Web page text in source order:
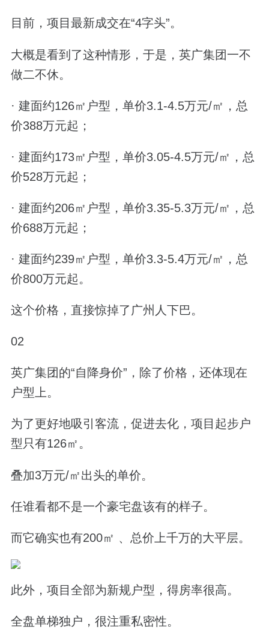
目前，项目最新成交在“4字头”。
大概是看到了这种情形，于是，英广集团一不
做二不休。
· 建面约126㎡户型，单价3.1-4.5万元/㎡，总
价388万元起；
· 建面约173㎡户型，单价3.05-4.5万元/㎡，总
价528万元起；
· 建面约206㎡户型，单价3.35-5.3万元/㎡，总
价688万元起；
· 建面约239㎡户型，单价3.3-5.4万元/㎡，总
价800万元起。
这个价格，直接惊掉了广州人下巴。
02
英广集团的“自降身价”，除了价格，还体现在
户型上。
为了更好地吸引客流，促进去化，项目起步户
型只有126㎡。
叠加3万元/㎡出头的单价。
任谁看都不是一个豪宅盘该有的样子。
而它确实也有200㎡ 、总价上千万的大平层。
此外，项目全部为新规户型，得房率很高。
全盘单梯独户，很注重私密性。